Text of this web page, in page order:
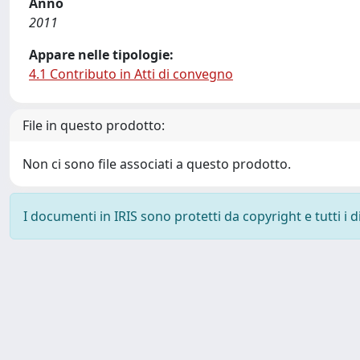
2011
Appare nelle tipologie:
4.1 Contributo in Atti di convegno
File in questo prodotto:
Non ci sono file associati a questo prodotto.
I documenti in IRIS sono protetti da copyright e tutti i